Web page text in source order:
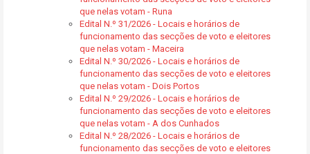
que nelas votam - Runa
Edital N.º 31/2026 - Locais e horários de
funcionamento das secções de voto e eleitores
que nelas votam - Maceira
Edital N.º 30/2026 - Locais e horários de
funcionamento das secções de voto e eleitores
que nelas votam - Dois Portos
Edital N.º 29/2026 - Locais e horários de
funcionamento das secções de voto e eleitores
que nelas votam - A dos Cunhados
Edital N.º 28/2026 - Locais e horários de
funcionamento das secções de voto e eleitores